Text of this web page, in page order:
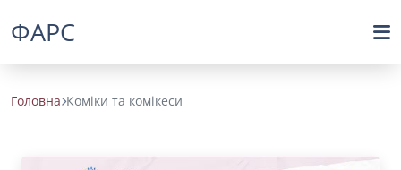
ФАРС
Головна Коміки та комікеси